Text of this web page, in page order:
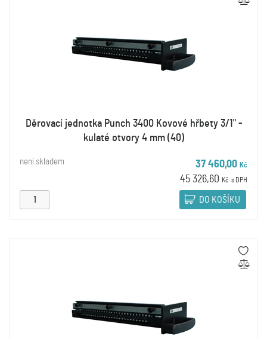
Děrovací jednotka Punch 3400 Kovové hřbety 3/1" -
kulaté otvory 4 mm (40)
není skladem 37 460,00 Kč
45 326,60 Kč s DPH
DO KOŠÍKU